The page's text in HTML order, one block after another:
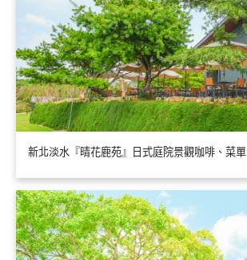
新北淡水『晴花鹿苑』日式庭院景觀咖啡、菜單